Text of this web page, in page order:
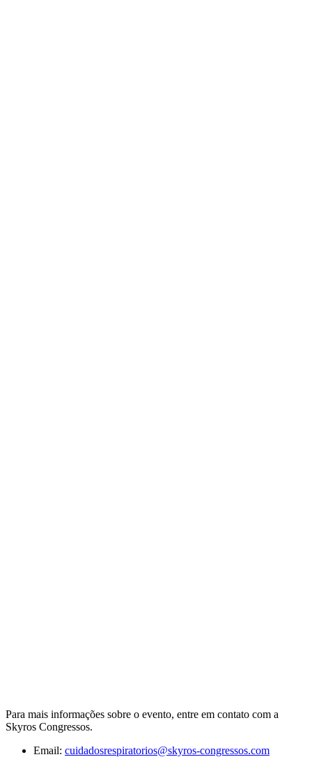
Para mais informações sobre o evento, entre em contato com a
Skyros Congressos.
Email: cuidadosrespiratorios@skyros-congressos.com